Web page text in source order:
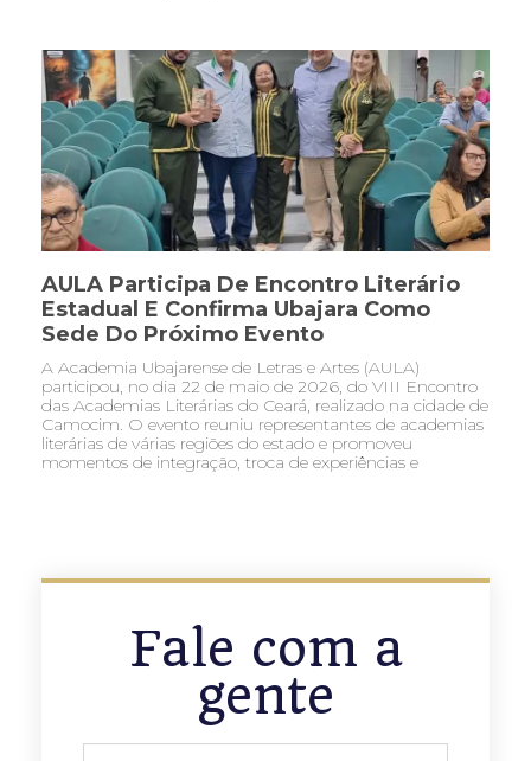
AULA Participa De Encontro Literário
Estadual E Confirma Ubajara Como
Sede Do Próximo Evento
A Academia Ubajarense de Letras e Artes (AULA)
participou, no dia 22 de maio de 2026, do VIII Encontro
das Academias Literárias do Ceará, realizado na cidade de
Camocim. O evento reuniu representantes de academias
literárias de várias regiões do estado e promoveu
momentos de integração, troca de experiências e
Fale com a
gente